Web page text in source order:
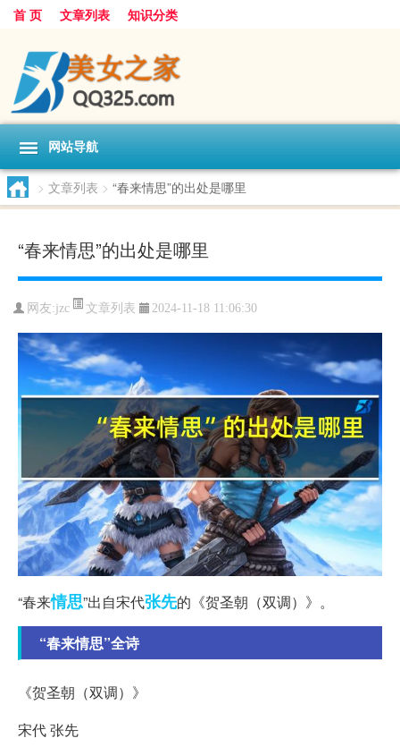
首 页 文章列表 知识分类
网站导航
> 文章列表 > “春来情思”的出处是哪里
“春来情思”的出处是哪里
网友:jzc 文章列表 2024-11-18 11:06:30
“春来情思”出自宋代张先的《贺圣朝（双调）》。
“春来情思”全诗
《贺圣朝（双调）》
宋代 张先